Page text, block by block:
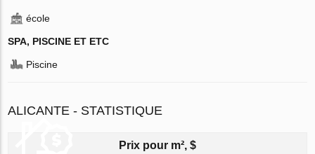
école
SPA, PISCINE ET ETC
Piscine
ALICANTE - STATISTIQUE
Prix pour m², $